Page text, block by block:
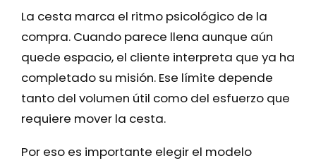
La cesta marca el ritmo psicológico de la
compra. Cuando parece llena aunque aún
quede espacio, el cliente interpreta que ya ha
completado su misión. Ese límite depende
tanto del volumen útil como del esfuerzo que
requiere mover la cesta.
Por eso es importante elegir el modelo